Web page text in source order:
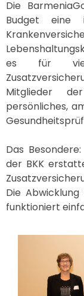
Die
Budget eine
es für viele
Mitglieder
persönliches,
Das
der BKK
Die
funktioniert